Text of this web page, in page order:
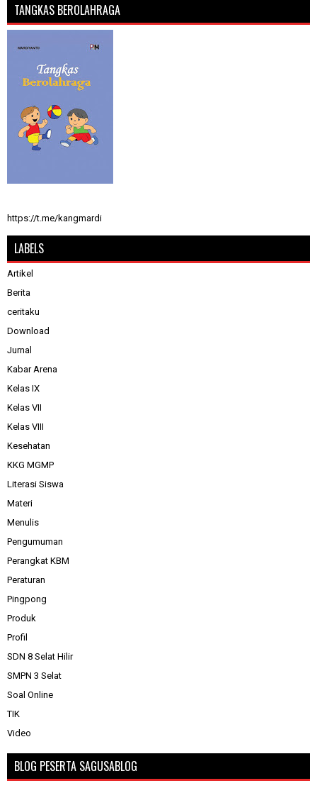
TANGKAS BEROLAHRAGA
https://t.me/kangmardi
LABELS
Artikel
Berita
ceritaku
Download
Jurnal
Kabar Arena
Kelas IX
Kelas VII
Kelas VIII
Kesehatan
KKG MGMP
Literasi Siswa
Materi
Menulis
Pengumuman
Perangkat KBM
Peraturan
Pingpong
Produk
Profil
SDN 8 Selat Hilir
SMPN 3 Selat
Soal Online
TIK
Video
BLOG PESERTA SAGUSABLOG